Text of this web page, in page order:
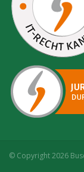
© Copyright 2026